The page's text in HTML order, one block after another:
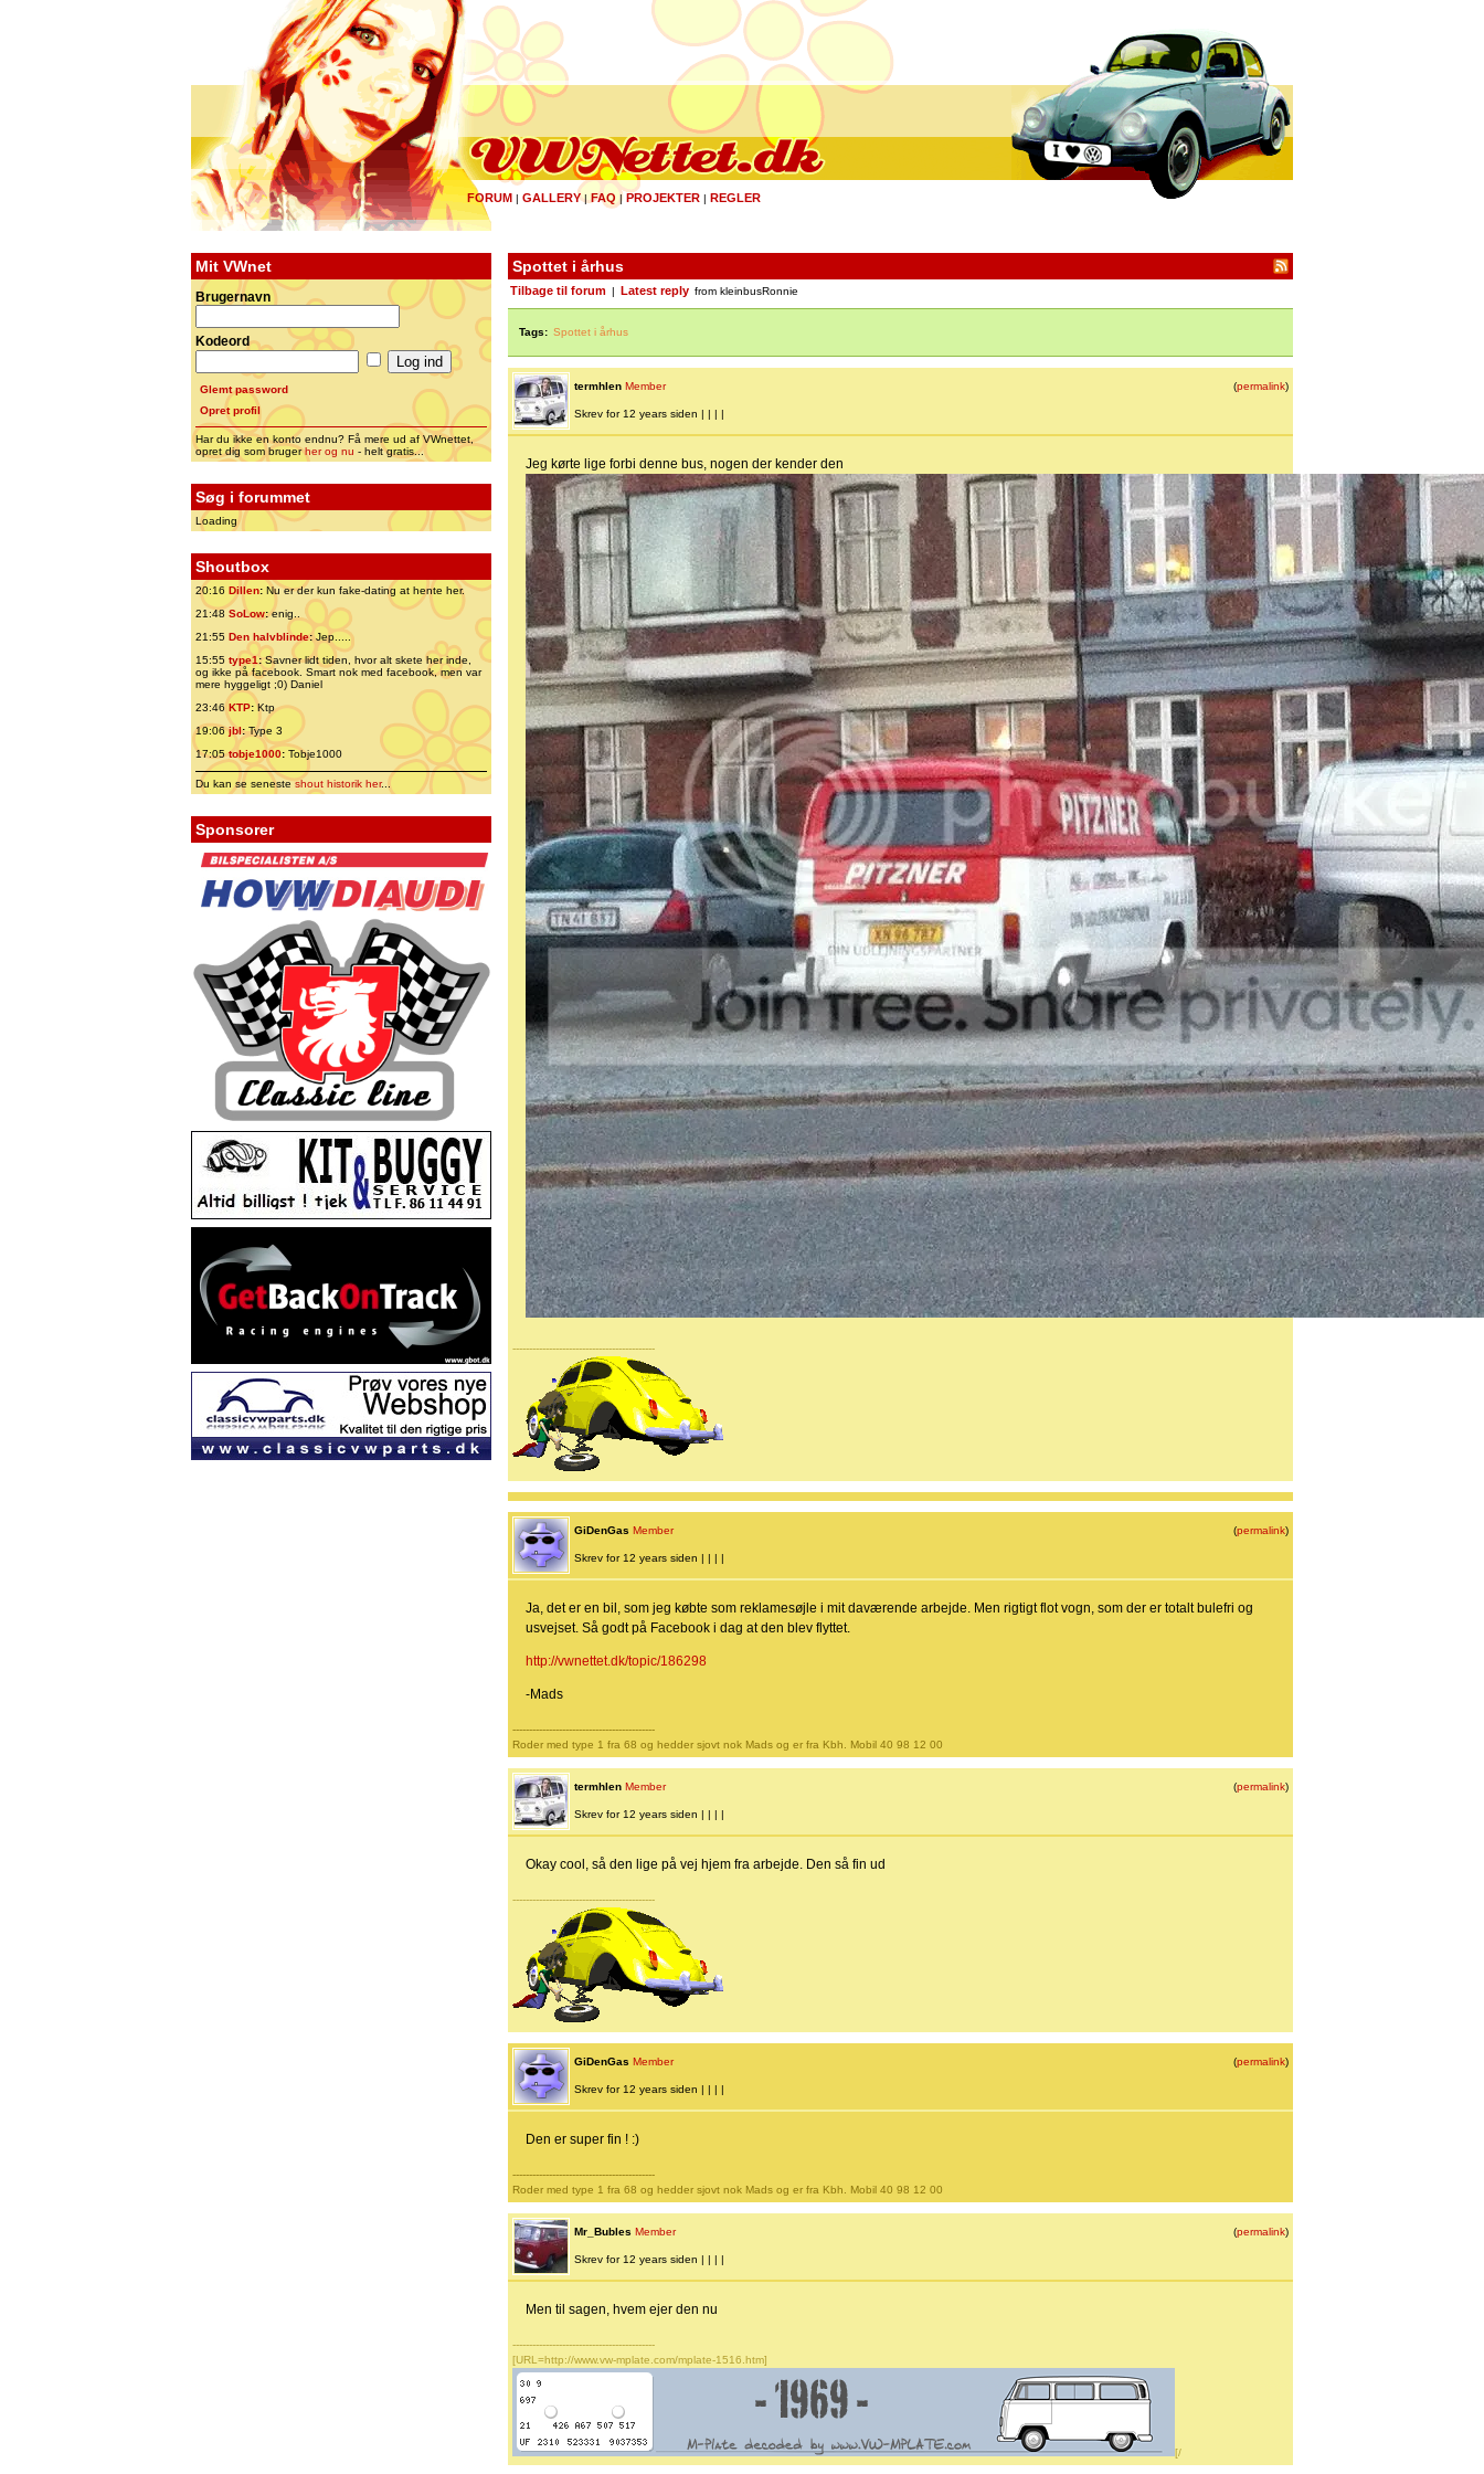
FORUM | GALLERY|FAQ | PROJEKTER | REGLER
Mit VWnet
Brugernavn
Kodeord
Glemt password
Opret profil
Har du ikke en konto endnu? Få mere ud af VWnettet,
opret dig som brugerher og nu - helt gratis...
Søg i forummet
Loading
Shoutbox
20:16 Dillen: Nu er der kun fake-dating at hente her.
21:48 SoLow:enig..
21:55 Den halvblinde:Jep.....
15:55 type1:Savner lidt tiden, hvor alt skete her inde,
og ikke på facebook. Smart nok med facebook, men var
mere hyggeligt ;0) Daniel
23:46 KTP:Ktp
19:06jbl:Type 3
17:05tobje1000: Tobje1000
Du kan se senesteshout historik her...
Sponsorer
Spottet i århus
Tilbage til forum Latest reply from kleinbusRonnie
Tags: Spottet i århus
(permalink)
termhlen Member
Skrev for 12 years siden | | | |
Jeg kørte lige forbi denne bus, nogen der kender den
-------------------------------------------
(permalink)
GiDenGas Member
Skrev for 12 years siden | | | |
Ja, det er en bil, som jeg købte som reklamesøjle i mit daværende arbejde. Men rigtigt flot vogn, som der er totalt bulefri og
usvejset. Så godt på Facebook i dag at den blev flyttet.
http://vwnettet.dk/topic/186298
-Mads
-------------------------------------------
Roder med type 1 fra 68 og hedder sjovt nok Mads og er fra Kbh. Mobil 40 98 12 00
(permalink)
termhlen Member
Skrev for 12 years siden | | | |
Okay cool, så den lige på vej hjem fra arbejde. Den så fin ud
-------------------------------------------
(permalink)
GiDenGas Member
Skrev for 12 years siden | | | |
Den er super fin ! :)
-------------------------------------------
Roder med type 1 fra 68 og hedder sjovt nok Mads og er fra Kbh. Mobil 40 98 12 00
(permalink)
Mr_Bubles Member
Skrev for 12 years siden | | | |
Men til sagen, hvem ejer den nu
-------------------------------------------
[URL=http://www.vw-mplate.com/mplate-1516.htm]
[/